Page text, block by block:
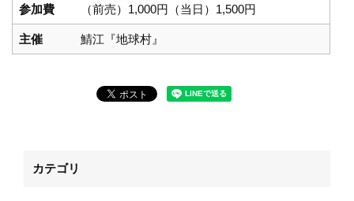
参加費 （前売）1,000円（当日）1,500円
主催 鯖江『地球村』
カテゴリ